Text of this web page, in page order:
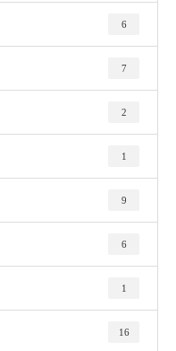
6
7
2
1
9
6
1
16